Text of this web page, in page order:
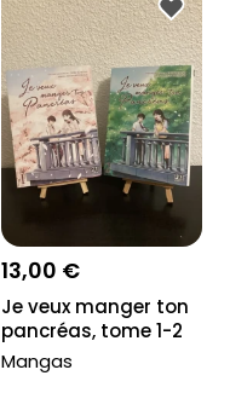
13,00 €
Je veux manger ton
pancréas, tome 1-2
Mangas